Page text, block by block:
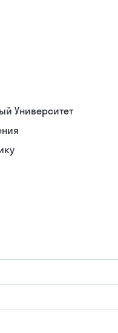
Университет